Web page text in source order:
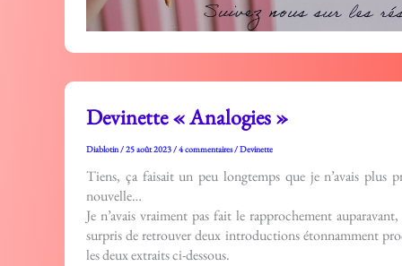
Devinette « Analogies »
Diablotin/25 août 2023/4 commentaires/Devinette
Tiens, ça faisait un peu longtemps que je n’avais plus
nouvelle…
Je n’avais vraiment pas fait le rapprochement
surpris de retrouver deux introductions étonnamment
les deux extraits ci-dessous.